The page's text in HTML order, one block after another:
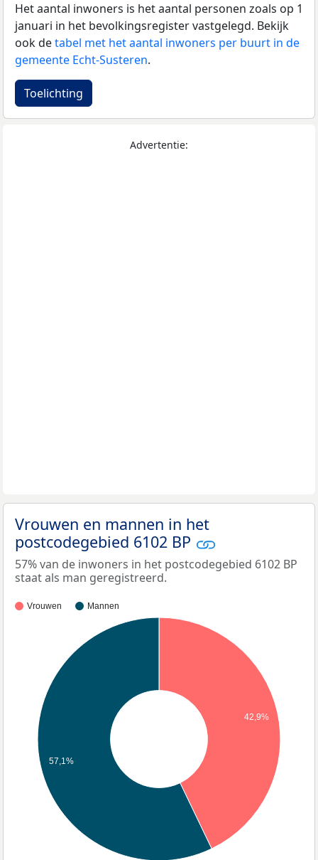
Het aantal inwoners is het aantal personen zoals op 1
januari in het bevolkingsregister vastgelegd. Bekijk
ook detabel met het aantal inwoners per buurt in de
gemeente Echt-Susteren.
Toelichting
Advertentie:
Vrouwen en mannen in het
postcodegebied 6102 BP
57% van de inwoners in het postcodegebied 6102 BP
staat als man geregistreerd.
Vrouwen Mannen
42,9%
57,1%